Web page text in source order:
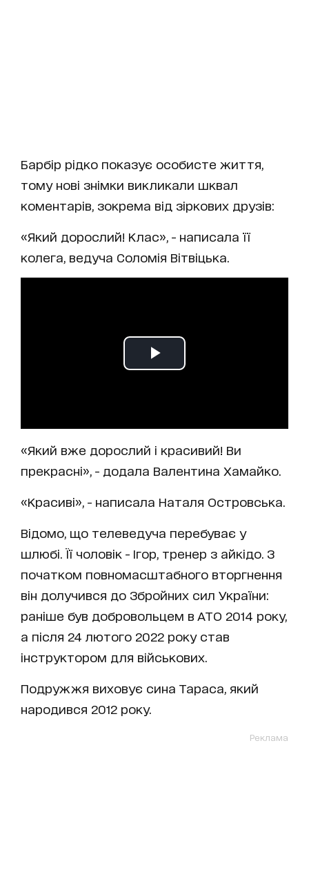
Барбір рідко показує особисте життя,
тому нові знімки викликали шквал
коментарів, зокрема від зіркових друзів:
«Який дорослий! Клас», - написала її
колега, ведуча Соломія Вітвіцька.
«Який вже дорослий і красивий! Ви
прекрасні», - додала Валентина Хамайко.
«Красиві», - написала Наталя Островська.
Відомо, що телеведуча перебуває у
шлюбі. Її чоловік - Ігор, тренер з айкідо. З
початком повномасштабного вторгнення
він долучився до Збройних сил України:
раніше був добровольцем в АТО 2014 року,
а після 24 лютого 2022 року став
інструктором для військових.
Подружжя виховує сина Тараса, який
народився 2012 року.
Реклама